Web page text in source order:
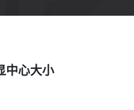
中心大小